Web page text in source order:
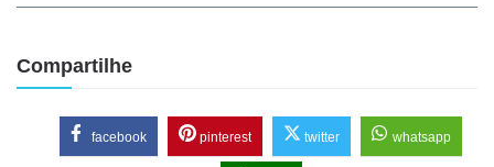
Compartilhe
facebook pinterest twitter whatsapp